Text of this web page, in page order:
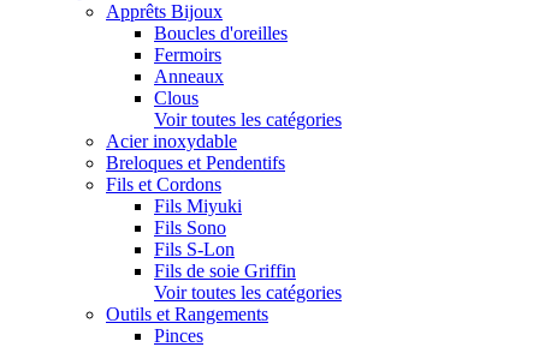
Apprêts Bijoux
Boucles d'oreilles
Fermoirs
Anneaux
Clous
Voir toutes les catégories
Acier inoxydable
Breloques et Pendentifs
Fils et Cordons
Fils Miyuki
Fils Sono
Fils S-Lon
Fils de soie Griffin
Voir toutes les catégories
Outils et Rangements
Pinces